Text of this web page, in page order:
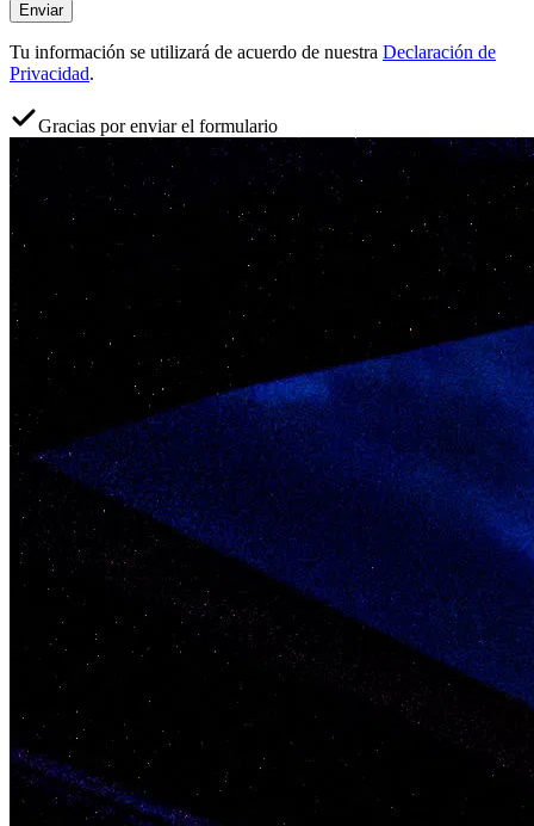
Enviar
Tu información se utilizará de acuerdo de nuestra Declaración de
Privacidad.
Gracias por enviar el formulario